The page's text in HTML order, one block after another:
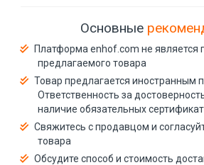
Основные
Платформа enhof.com не является
предлагаемого товара
Товар предлагается иностранным
Ответственность за
наличие обязательных
Свяжитесь с продавцом и
товара
Обсудите способ и стоимость